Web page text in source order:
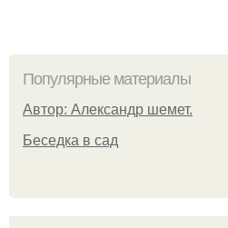
Популярные материалы
Автор: Александр шемет.
Беседка в сад